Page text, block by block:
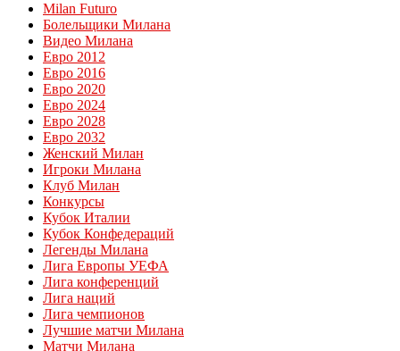
Milan Futuro
Болельщики Милана
Видео Милана
Евро 2012
Евро 2016
Евро 2020
Евро 2024
Евро 2028
Евро 2032
Женский Милан
Игроки Милана
Клуб Милан
Конкурсы
Кубок Италии
Кубок Конфедераций
Легенды Милана
Лига Европы УЕФА
Лига конференций
Лига наций
Лига чемпионов
Лучшие матчи Милана
Матчи Милана